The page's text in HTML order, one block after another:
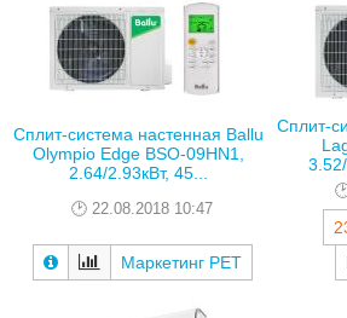
Сплит-система настенная Ballu
Olympio Edge BSO-09HN1,
2.64/2.93кВт, 45...
22.08.2018 10:47
Маркетинг РЕТ
Сплит-